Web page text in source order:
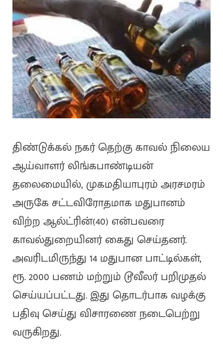
திண்டுக்கல் நகர் தெற்கு காவல் நிலைய
ஆய்வாளர் லிங்கபாண்டியன்
தலைமையில், முகமதியாபுரம் அரசமரம்
அருகே சட்டவிரோதமாக மதுபானம்
விற்ற ஆல்ட்ரின்(40) என்பவரை
காவல்துறையினர் கைது செய்தனர்.
அவரிடமிருந்து 14 மதுபான பாட்டில்கள்,
ரூ. 2000 பணம் மற்றும் டூவீலர் பறிமுதல்
செய்யப்பட்டது. இது தொடர்பாக வழக்கு
பதிவு செய்து விசாரணை நடைபெற்று
வருகிறது.